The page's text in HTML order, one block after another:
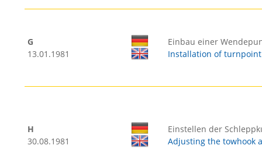
G
13.01.1981
Einbau einer
Installation of
H
30.08.1981
Einstellen der
Adjusting the towhook